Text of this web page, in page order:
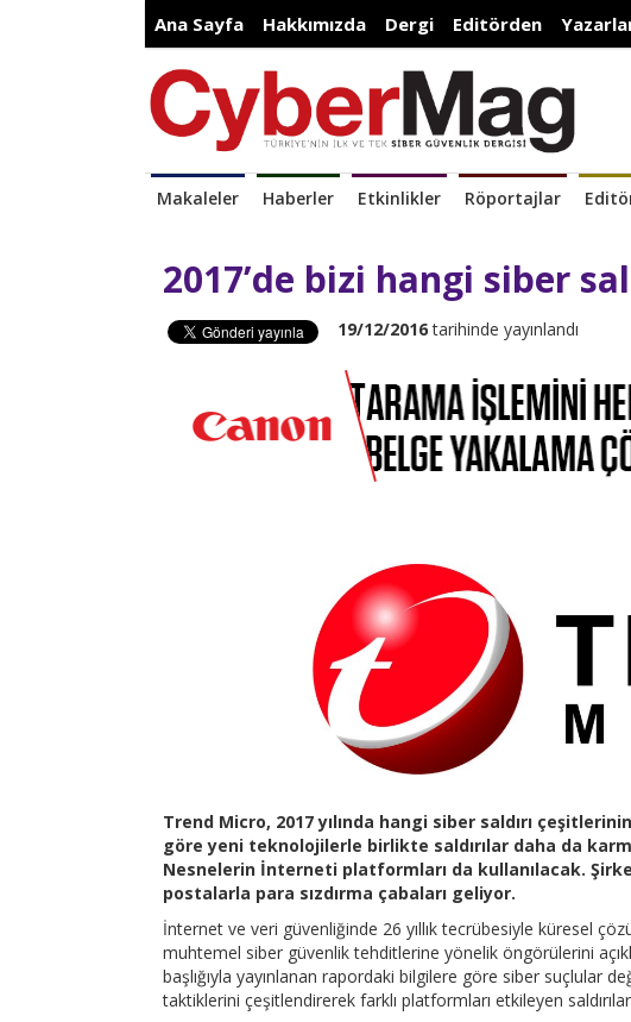
Ana Sayfa Hakkımızda Dergi Editörden
Makaleler Haberler Etkinlikler Röportajlar
2017’de bizi hangi siber
19/12/2016tarihinde yayınlandı
Trend Micro, 2017 yılında hangi siber saldırı
göre yeni teknolojilerle birlikte saldırılar daha da
Nesnelerin İnterneti platformları da kullanılacak.
postalarla para sızdırma çabaları geliyor.
İnternet ve veri güvenliğinde 26 yıllık tecrübesiyle küresel
muhtemel siber güvenlik tehditlerine yönelik öngörülerini
başlığıyla yayınlanan rapordaki bilgilere göre siber suçlular
taktiklerini çeşitlendirerek farklı platformları etkileyen